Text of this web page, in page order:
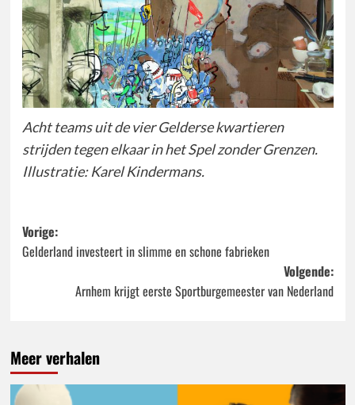
Acht teams uit de vier Gelderse kwartieren
strijden tegen elkaar in het Spel zonder Grenzen.
Illustratie: Karel Kindermans.
Bericht
navigatie
Vorige:
Gelderland investeert in slimme en schone fabrieken
Volgende:
Arnhem krijgt eerste Sportburgemeester van Nederland
Meer verhalen